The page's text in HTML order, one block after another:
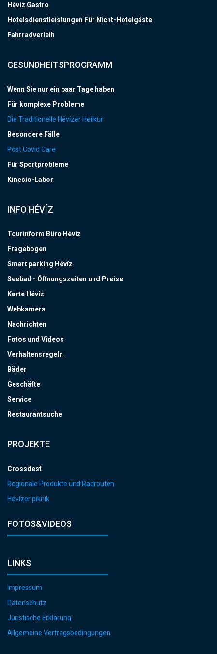
Hévíz Gastro
Hotelsdienstleistungen Für Nicht-Hotelgäste
Fahrradverleih
GESUNDHEITSPROGRAMM
Wenn Sie nur ein paar Tage haben
Für komplexe Probleme
Die Traditionelle Hévízer Heilkur
Besondere Fälle
Post Covid Care
Für Sportprobleme
Kinesio-Labor
INFO HÉVÍZ
Tourinform Büro Hévíz
Fragebogen
Smart parking Hévíz
Seebad - Öffnungszeiten und Preise
Karte Hévíz
Webkamera
Nachrichten
Fotos und Videos
Verhaltensregeln
Bäder
Geschäfte
Service
Restaurantsuche
PROJEKTE
Crossdest
Regionale Produkte und Radrouten
Hévízer piknik
FOTOS&VIDEOS
LINKS
Impressum
Datenschutz
Juristische Erklärung
Allgemeine Vertragsbedingungen